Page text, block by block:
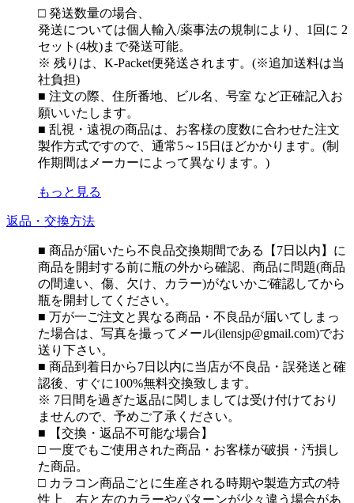
□ 発送数量の場合、
発送については個人輸入/薬事法の規制により、1回に 2
セット(4枚)まで発送可能。
※ 残りは、K-Packet便発送されます。(※追加送料は当
社負担)
■ 注文の際、住所番地、ビル名、号室 など正確記入お
願いいたします。
■ 乱視・遠視の商品は、お客様の度数に合わせた注文
製作方式ですので、通常5～15日ほどかかります。(制
作期間はメーカーによって異なります。)
もっと見る
返品・交換方法
■ 商品が届いたら不良品交換期間である【7日以内】に
商品を開封する前に瓶の外から確認、商品に問題(商品
の間違い、傷、欠け、カラー)がないかご確認してから
瓶を開封してください。
■ 万が一ご注文と異なる商品・不良品が届いてしまっ
た場合は、写真を撮ってメール(ilensjp@gmail.com)でお
送り下さい。
■ 商品到着日から7日以内に当店が不良品・誤発送と確
認後、すぐに100%無料交換致します。
※ 7日間を過ぎた返品に関しましては受け付けており
ませんので、予めご了承ください。
■ 【交換・返品不可能な場合】
□ 一度でもご使用された商品・お客様が破損・汚損し
た商品。
□ カラコン商品ごとに生産される時期や製造方式の特
性上、右と左のカラーやパターンが少々違う場合があ